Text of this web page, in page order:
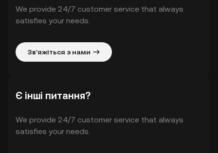
We provide 24/7 customer service that always
satisfies your needs.
Зв'яжіться з нами
Є інші питання?
We provide 24/7 customer service that always
satisfies your needs.